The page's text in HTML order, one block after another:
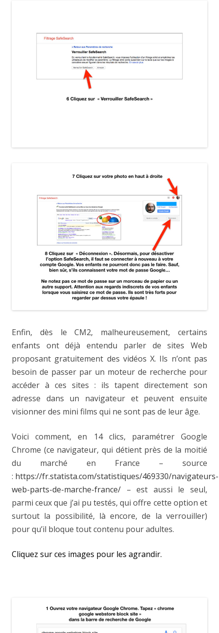
Enfin, dès le CM2, malheureusement, certains
enfants ont déjà entendu parler de sites Web
proposant gratuitement des vidéos X. Ils n’ont pas
besoin de passer par un moteur de recherche pour
accéder à ces sites : ils tapent directement son
adresse dans un navigateur et peuvent ensuite
visionner des mini films qui ne sont pas de leur âge.
Voici comment, en 14 clics, paramétrer Google
Chrome (ce navigateur, qui détient près de la moitié
du marché en France – source
: https://fr.statista.com/statistiques/469330/navigateurs-
web-parts-de-marche-france/ – est aussi le seul,
parmi ceux que j’ai pu testés, qui offre cette option et
surtout la possibilité, là encore, de la verrouiller)
pour qu’il bloque tout contenu pour adultes.
Cliquez sur ces images pour les agrandir.